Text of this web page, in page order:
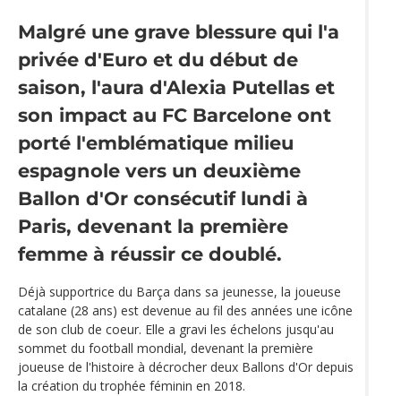
Malgré une grave blessure qui l'a
privée d'Euro et du début de
saison, l'aura d'Alexia Putellas et
son impact au FC Barcelone ont
porté l'emblématique milieu
espagnole vers un deuxième
Ballon d'Or consécutif lundi à
Paris, devenant la première
femme à réussir ce doublé.
Déjà supportrice du Barça dans sa jeunesse, la joueuse
catalane (28 ans) est devenue au fil des années une icône
de son club de coeur. Elle a gravi les échelons jusqu'au
sommet du football mondial, devenant la première
joueuse de l'histoire à décrocher deux Ballons d'Or depuis
la création du trophée féminin en 2018.